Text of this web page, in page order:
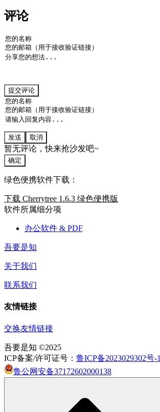
评论
提交评论
发送 取消
暂无评论，快来抢沙发吧~
确定
绿色便携软件下载：
下载 Cherrytree 1.6.3 绿色便携版
软件所属细分项
办公软件 & PDF
吾要是知
关于我们
联系我们
友情链接
交换友情链接
吾要是知 ©2025
ICP备案/许可证号： 鲁ICP备2023029302号-1
鲁公网安备37172602000138